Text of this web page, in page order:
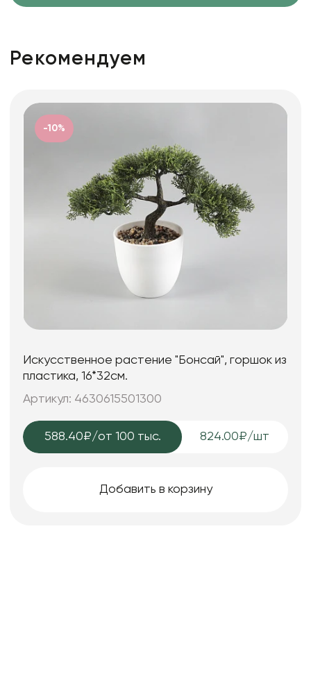
Рекомендуем
-10%
Искусственное растение "Бонсай", горшок из
пластика, 16*32см.
Артикул: 4630615501300
588.40₽/от 100 тыс. 824.00₽/шт
Добавить в корзину